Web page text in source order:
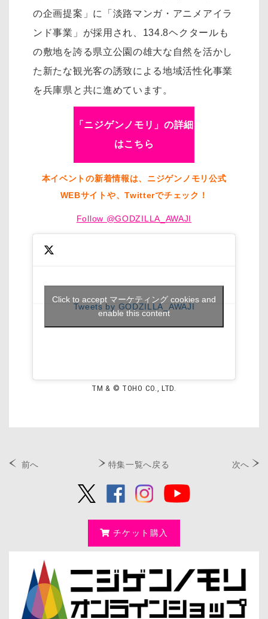
の企画提案」に「淡路マンガ・アニメアイラ
ンド事業」が採用され、134.8ヘクタールも
の敷地を誇る県立公園の雄大な自然を活かし
た新たな観光客の誘致による地域活性化事業
を兵庫県と共に進めています。
「ニジゲンノモリ」の詳細
はこちら
本イベントの新着情報は、ニジゲンノモリ公式
WEBサイトや、Twitterでチェック！
Follow @GODZILLA_AWAJI
Tweets by GODZILLA_AWAJI
Click to accept マーケティング cookies and
enable this content
TM & © TOHO CO., LTD.
前へ 特集一覧へ戻る 次へ
チケット購入